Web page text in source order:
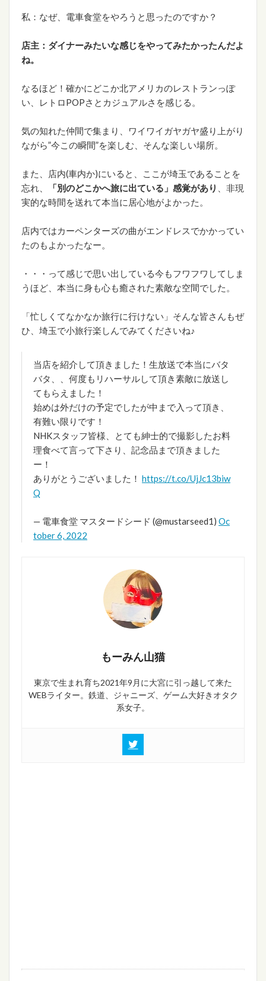
私：なぜ、電車食堂をやろうと思ったのですか？
店主：ダイナーみたいな感じをやってみたかったんだよ
ね。
なるほど！確かにどこか北アメリカのレストランっぽ
い、レトロPOPさとカジュアルさを感じる。
気の知れた仲間で集まり、ワイワイガヤガヤ盛り上がり
ながら”今この瞬間”を楽しむ、そんな楽しい場所。
また、店内(車内か)にいると、ここが埼玉であることを
忘れ、
「別のどこかへ旅に出ている」感覚があり
、非現
実的な時間を送れて本当に居心地がよかった。
店内ではカーペンターズの曲がエンドレスでかかってい
たのもよかったなー。
・・・って感じで思い出している今もフワフワしてしま
うほど、本当に身も心も癒された素敵な空間でした。
「忙しくてなかなか旅行に行けない」そんな皆さんもぜ
ひ、埼玉で小旅行楽しんでみてくださいね♪
当店を紹介して頂きました！生放送で本当にバタ
バタ、、何度もリハーサルして頂き素敵に放送し
てもらえました！
始めは外だけの予定でしたが中まで入って頂き、
有難い限りです！
NHKスタッフ皆様、とても紳士的で撮影したお料
理食べて言って下さり、記念品まで頂きました
ー！
ありがとうございました！ https://t.co/UjJc13biw
Q
— 電車食堂 マスタードシード (@mustarseed1) Oc
tober 6, 2022
もーみん山猫
東京で生まれ育ち2021年9月に大宮に引っ越して来た
WEBライター。鉄道、ジャニーズ、ゲーム大好きオタク
系女子。